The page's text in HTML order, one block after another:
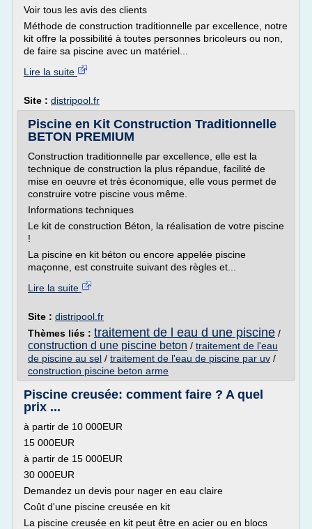
Voir tous les avis des clients
Méthode de construction traditionnelle par excellence, notre
kit offre la possibilité à toutes personnes bricoleurs ou non,
de faire sa piscine avec un matériel...
Lire la suite
Site : distripool.fr
Piscine en Kit Construction Traditionnelle
BETON PREMIUM
Construction traditionnelle par excellence, elle est la
technique de construction la plus répandue, facilité de
mise en oeuvre et très économique, elle vous permet de
construire votre piscine vous même.
Informations techniques
Le kit de construction Béton, la réalisation de votre piscine
!
La piscine en kit béton ou encore appelée piscine
maçonne, est construite suivant des règles et...
Lire la suite
Site : distripool.fr
Thèmes liés : traitement de l eau d une piscine /
construction d une piscine beton / traitement de l'eau
de piscine au sel / traitement de l'eau de piscine par uv /
construction piscine beton arme
Piscine creusée: comment faire ? A quel
prix ...
à partir de 10 000EUR
15 000EUR
à partir de 15 000EUR
30 000EUR
Demandez un devis pour nager en eau claire
Coût d'une piscine creusée en kit
La piscine creusée en kit peut être en acier ou en blocs